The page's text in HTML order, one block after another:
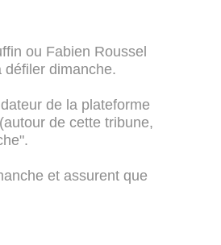
ou Fabien Roussel
défiler dimanche.
de la plateforme
de cette tribune,
et assurent que